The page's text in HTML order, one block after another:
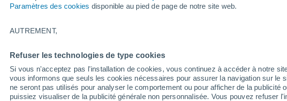
Paramètres des cookies disponible au pied de page de notre site web.
AUTREMENT,
Refuser les technologies de type cookies
Si vous n'acceptez pas l'installation de cookies, vous continuez à accéder à notre
vous informons que seuls les cookies nécessaires pour assurer la navigation sur le
ne seront pas utilisés pour analyser le comportement ou pour afficher de la publicité
puissiez visualiser de la publicité générale non personnalisée. Vous pouvez refuser
Ouverture
Il manque 138 jours
Fermeture
Bulletin enneigement pour aujourd'hui
Pistes par niveau de difficulté 0 3 0 0 État